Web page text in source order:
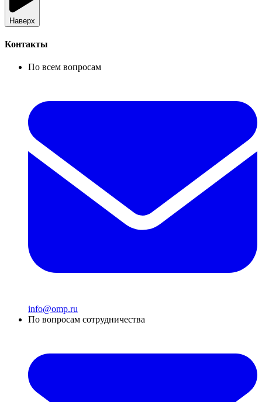
Наверх
Контакты
По всем вопросам
info@omp.ru
По вопросам сотрудничества